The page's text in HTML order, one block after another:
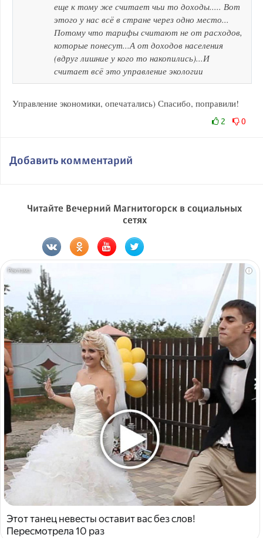
еще к тому же считает чьи то доходы..... Вот
этого у нас всё в стране через одно место...
Потому что тарифы считают не от расходов,
которые понесут...А от доходов населения
(вдруг лишние у кого то накопились)...И
считает всё это управление экологии
Управление экономики, опечатались) Спасибо, поправили!
2 0
Добавить комментарий
Читайте Вечерний Магнитогорск в социальных
сетях
i
Этот танец невесты оставит вас без слов!
Пересмотрела 10 раз